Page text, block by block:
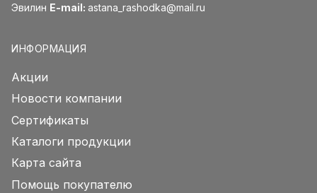
Эвилин E-mail: astana_rashodka@mail.ru
ИНФОРМАЦИЯ
Акции
Новости компании
Сертификаты
Каталоги продукции
Карта сайта
Помощь покупателю